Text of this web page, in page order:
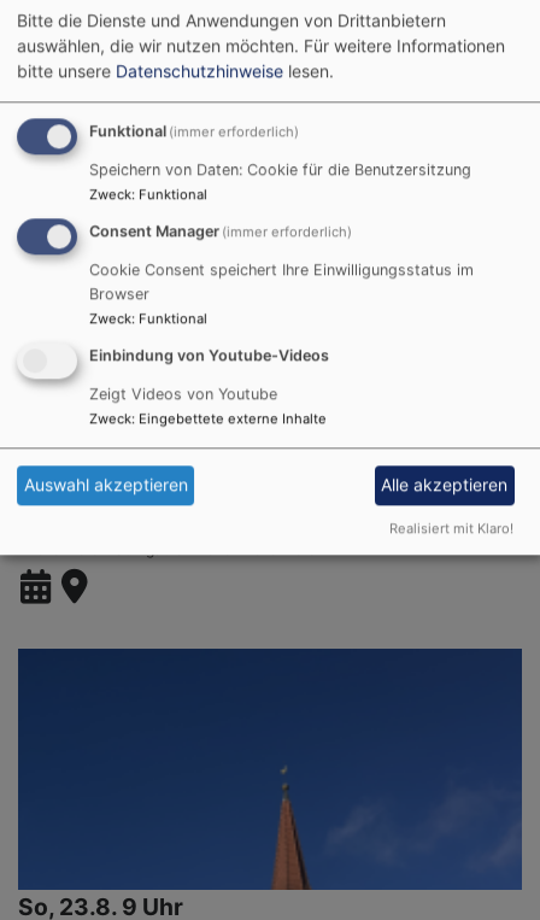
So, 16.8. 9 Uhr
Gottesdienst
Alesheim
So, 16.8. 10 Uhr
Gottesdienst
So, 23.8. 9 Uhr
Bitte die Dienste und Anwendungen von Drittanbietern
auswählen, die wir nutzen möchten. Für weitere Informationen
bitte unsere Datenschutzhinweise lesen.
Funktional (immer erforderlich)
Speichern von Daten: Cookie für die Benutzersitzung
Zweck: Funktional
Consent Manager (immer erforderlich)
Cookie Consent speichert Ihre Einwilligungsstatus im
Browser
Zweck: Funktional
Einbindung von Youtube-Videos
Zeigt Videos von Youtube
Zweck: Eingebettete externe Inhalte
Auswahl akzeptieren Alle akzeptieren
Realisiert mit Klaro!